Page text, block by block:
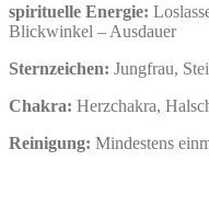
spirituelle Energie:
Blickwinkel – Ausdauer
Sternzeichen: Jungfrau,
Chakra: Herzchakra,
Reinigung: Mindestens